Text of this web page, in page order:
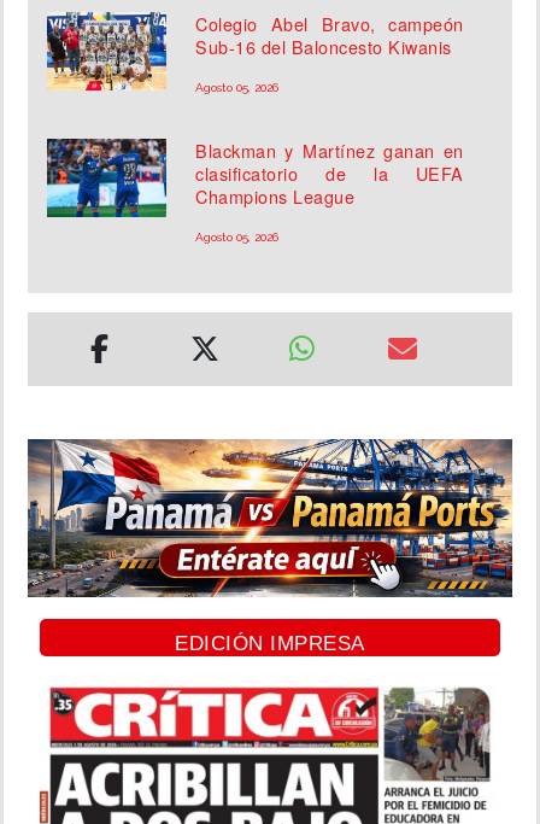
Colegio Abel Bravo, campeón
Sub-16 del Baloncesto Kiwanis
Agosto 05, 2026
Blackman y Martínez ganan en
clasificatorio de la UEFA
Champions League
Agosto 05, 2026
EDICIÓN IMPRESA